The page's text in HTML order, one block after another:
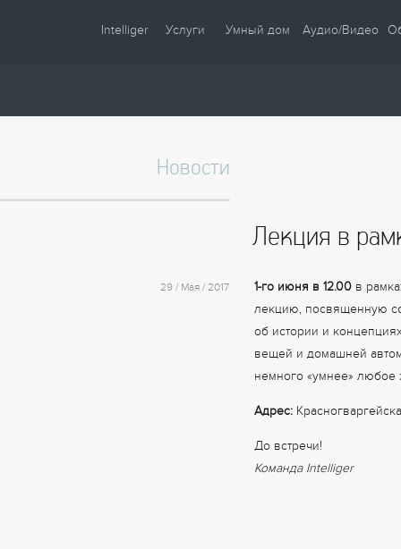
Intelliger
Партнеры
Услуги
Монтаж
Настройка
Умный дом
Управление
Климат
Аудио / Видео
Энергосбережение
Аудио/Видео
Новости
Лекция в
29 / Мая / 2017 1-го июня в 12.00 в
лекцию, посвященную
об истории и
вещей и домашней
немного «умнее» любое
Адрес:
До встречи!
Команда Intelliger